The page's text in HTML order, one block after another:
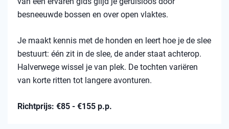
besneeuwde bossen en over open vlaktes.
Je maakt kennis met de honden en leert hoe je de slee
bestuurt: één zit in de slee, de ander staat achterop.
Halverwege wissel je van plek. De tochten variëren
van korte ritten tot langere avonturen.
Richtprijs: €85 - €155 p.p.